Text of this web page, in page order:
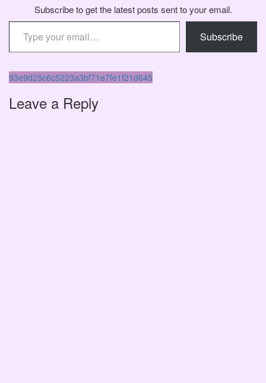
Subscribe to get the latest posts sent to your email.
Type your email…
Subscribe
Навигация
93e9d25c6c5223a3bf71e7fe1f21d645
Leave a Reply